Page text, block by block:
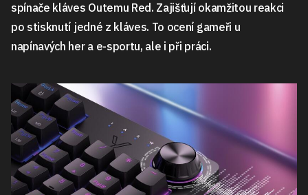
spínače kláves Outemu Red. Zajišťují okamžitou reakci
po stisknutí jedné z kláves. To ocení gameři u
napínavých her a e-sportu, ale i při práci.